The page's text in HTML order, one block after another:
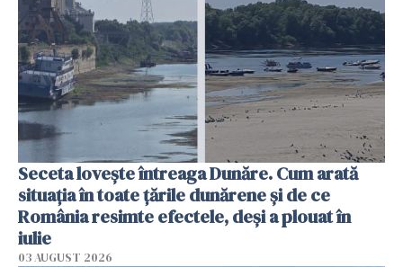
Seceta lovește întreaga Dunăre. Cum arată
situația în toate țările dunărene și de ce
România resimte efectele, deși a plouat în
iulie
03 AUGUST 2026